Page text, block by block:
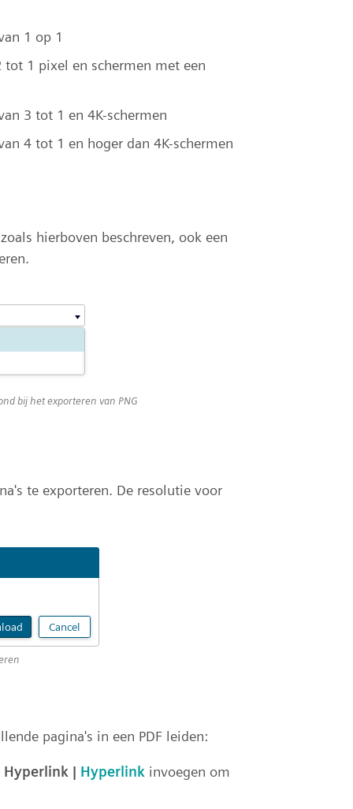
1 op 1
1 pixel en schermen met een
3 tot 1 en 4K-schermen
4 tot 1 en hoger dan 4K-schermen
hierboven beschreven, ook een
bij het exporteren van PNG
te exporteren. De resolutie voor
pagina's in een PDF leiden:
Hyperlink | Hyperlink invoegen om